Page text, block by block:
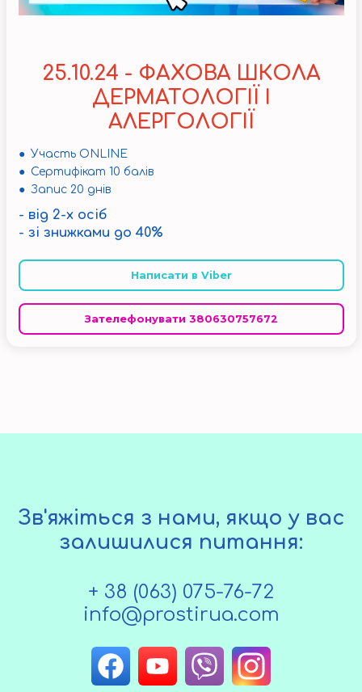
25.10.24 - ФАХОВА ШКОЛА
ДЕРМАТОЛОГІЇ І
АЛЕРГОЛОГІЇ
● Участь ONLINE
● Сертифікат 10 балів
● Запис 20 днів
- від 2-х осіб
- зі знижками до 40%
Написати в Viber
Зателефонувати 380630757672
Зв'яжіться з нами, якщо у вас
залишилися питання:
+ 38 (063) 075-76-72
info@prostirua.com